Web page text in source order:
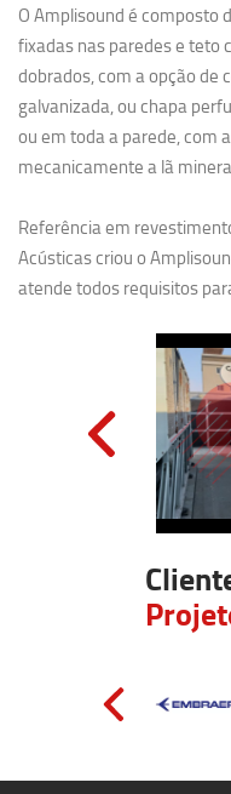
O Amplisound é composto
fixadas nas paredes e teto
dobrados, com a opção de
galvanizada, ou chapa
ou em toda a parede, com
mecanicamente a lã
Referência em
Acústicas criou o
atende todos requisitos